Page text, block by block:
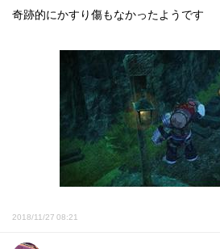
奇跡的にかすり傷もなかったようです
2018/11/27 08:21